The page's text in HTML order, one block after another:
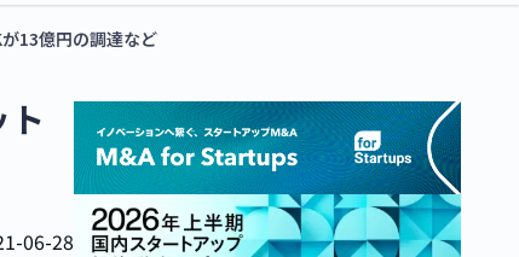
13億円の調達など
06-28